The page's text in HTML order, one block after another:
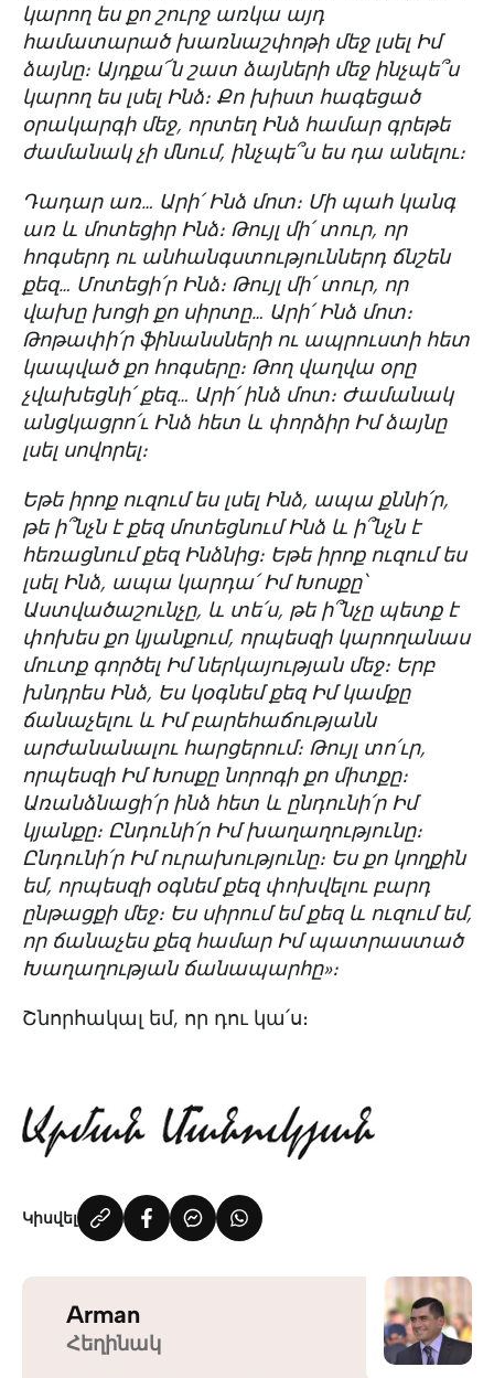
կարող ես քո շուրջ առկա այդ
համատարած խառնաշփոթի մեջ լսել Իմ
ձայնը։ Այդքա՜ն շատ ձայների մեջ ինչպե՞ս
կարող ես լսել Ինձ։ Քո խիստ հագեցած
օրակարգի մեջ, որտեղ Ինձ համար գրեթե
ժամանակ չի մնում, ինչպե՞ս ես դա անելու։
Դադար առ… Արի՛ Ինձ մոտ։ Մի պահ կանգ
առ և մոտեցիր Ինձ։ Թույլ մի՛ տուր, որ
հոգսերդ ու անհանգստություններդ ճնշեն
քեզ… Մոտեցի՛ր Ինձ։ Թույլ մի՛ տուր, որ
վախը խոցի քո սիրտը… Արի՛ Ինձ մոտ։
Թոթափի՛ր ֆինանսների ու ապրուստի հետ
կապված քո հոգսերը։ Թող վաղվա օրը
չվախեցնի՛ քեզ… Արի՛ ինձ մոտ։ Ժամանակ
անցկացրո՛ւ Ինձ հետ և փորձիր Իմ ձայնը
լսել սովորել։
Եթե իրոք ուզում ես լսել Ինձ, ապա քննի՛ր,
թե ի՞նչն է քեզ մոտեցնում Ինձ և ի՞նչն է
հեռացնում քեզ Ինձնից։ Եթե իրոք ուզում ես
լսել Ինձ, ապա կարդա՛ Իմ Խոսքը՝
Աստվածաշունչը, և տե՛ս, թե ի՞նչը պետք է
փոխես քո կյանքում, որպեսզի կարողանաս
մուտք գործել Իմ ներկայության մեջ։ Երբ
խնդրես Ինձ, Ես կօգնեմ քեզ Իմ կամքը
ճանաչելու և Իմ բարեհաճությանն
արժանանալու հարցերում։ Թույլ տո՛ւր,
որպեսզի Իմ Խոսքը նորոգի քո միտքը։
Առանձնացի՛ր ինձ հետ և ընդունի՛ր Իմ
կյանքը։ Ընդունի՛ր Իմ խաղաղությունը։
Ընդունի՛ր Իմ ուրախությունը։ Ես քո կողքին
եմ, որպեսզի օգնեմ քեզ փոխվելու բարդ
ընթացքի մեջ։ Ես սիրում եմ քեզ և ուզում եմ,
որ ճանաչես քեզ համար Իմ պատրաստած
Խաղաղության ճանապարհը»։
Շնորհակալ եմ, որ դու կա՛ս։
Կիսվել
Arman
Հեղինակ